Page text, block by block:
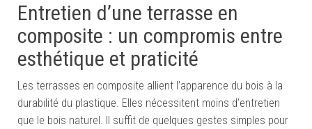
Entretien d’une terrasse en
composite : un compromis entre
esthétique et praticité
Les terrasses en composite allient l’apparence du bois à la
durabilité du plastique. Elles nécessitent moins d’entretien
que le bois naturel. Il suffit de quelques gestes simples pour